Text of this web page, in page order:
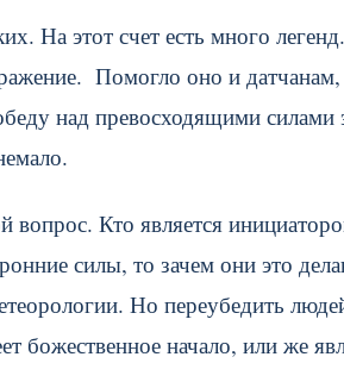
На этот счет есть много
Помогло оно и датчанам,
над превосходящими
вопрос. Кто является
силы, то зачем они это
Но переубедить
божественное начало, или же